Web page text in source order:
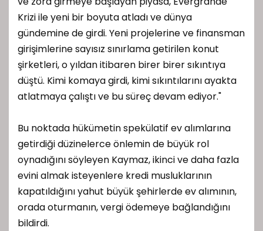
Krizi ile yeni bir boyuta atladı ve dünya
gündemine de girdi. Yeni projelerine ve finansman
girişimlerine sayısız sınırlama getirilen konut
şirketleri, o yıldan itibaren birer birer sıkıntıya
düştü. Kimi komaya girdi, kimi sıkıntılarını ayakta
atlatmaya çalıştı ve bu süreç devam ediyor."
Bu noktada hükümetin spekülatif ev alımlarına
getirdiği düzinelerce önlemin de büyük rol
oynadığını söyleyen Kaymaz, ikinci ve daha fazla
evini almak isteyenlere kredi musluklarının
kapatıldığını yahut büyük şehirlerde ev alımının,
orada oturmanın, vergi ödemeye bağlandığını
bildirdi.